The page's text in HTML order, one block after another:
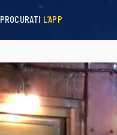
PROCURATI L’APP